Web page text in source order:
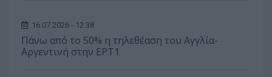
16.07.2026 - 12:38
Πάνω από το 50% η τηλεθέαση του Αγγλία-
Αργεντινή στην ΕΡΤ1